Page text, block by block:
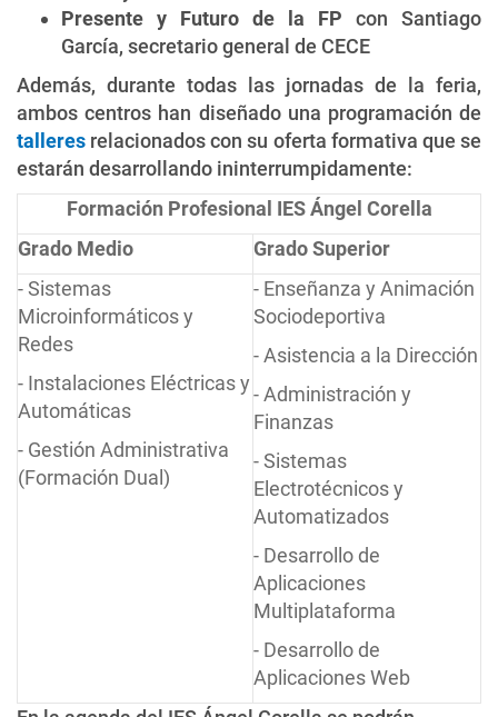
Presente y Futuro de la FP con Santiago
García, secretario general de CECE
Además, durante todas las jornadas de la feria,
ambos centros han diseñado una programación de
talleres relacionados con su oferta formativa que se
estarán desarrollando ininterrumpidamente:
Formación Profesional IES Ángel Corella
Grado Medio
Grado Superior
- Sistemas
Microinformáticos y
Redes
- Instalaciones Eléctricas y
Automáticas
- Gestión Administrativa
(Formación Dual)
- Enseñanza y Animación
Sociodeportiva
- Asistencia a la Dirección
- Administración y
Finanzas
- Sistemas
Electrotécnicos y
Automatizados
- Desarrollo de
Aplicaciones
Multiplataforma
- Desarrollo de
Aplicaciones Web